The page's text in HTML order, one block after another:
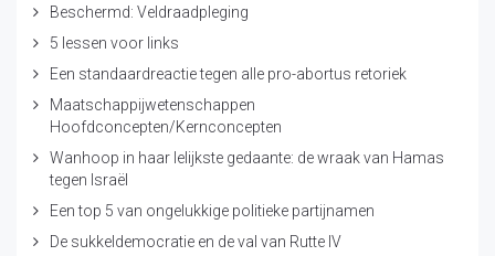
Beschermd: Veldraadpleging
5 lessen voor links
Een standaardreactie tegen alle pro-abortus retoriek
Maatschappijwetenschappen
Hoofdconcepten/Kernconcepten
Wanhoop in haar lelijkste gedaante: de wraak van Hamas
tegen Israël
Een top 5 van ongelukkige politieke partijnamen
De sukkeldemocratie en de val van Rutte IV